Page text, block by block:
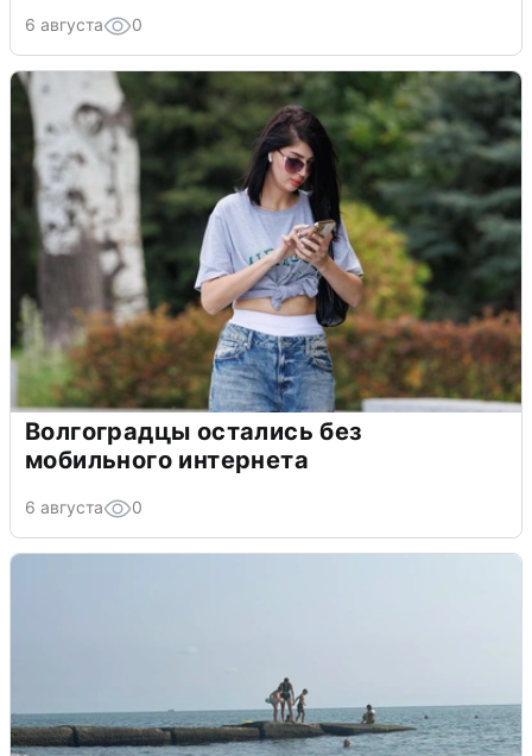
6 августа 0
Волгоградцы остались без
мобильного интернета
6 августа 0